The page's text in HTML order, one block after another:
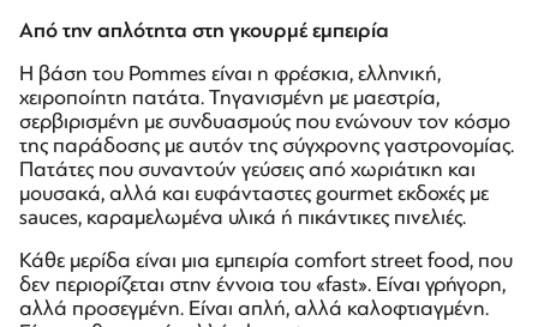
Από την απλότητα στη γκουρμέ εμπειρία
Η βάση του Pommes είναι η φρέσκια, ελληνική,
χειροποίητη πατάτα. Τηγανισμένη με μαεστρία,
σερβιρισμένη με συνδυασμούς που ενώνουν τον κόσμο
της παράδοσης με αυτόν της σύγχρονης γαστρονομίας.
Πατάτες που συναντούν γεύσεις από χωριάτικη και
μουσακά, αλλά και ευφάνταστες gourmet εκδοχές με
sauces, καραμελωμένα υλικά ή πικάντικες πινελιές.
Κάθε μερίδα είναι μια εμπειρία comfort street food, που
δεν περιορίζεται στην έννοια του «fast». Είναι γρήγορη,
αλλά προσεγμένη. Είναι απλή, αλλά καλοφτιαγμένη.